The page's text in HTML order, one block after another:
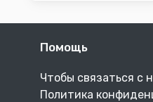
Помощь
Чтобы связаться с
Политика